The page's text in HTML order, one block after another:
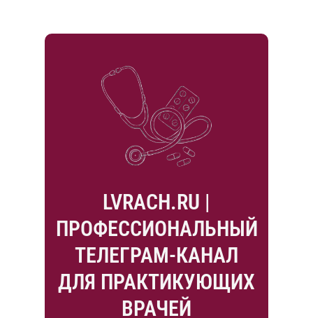
LVRACH.RU |
ПРОФЕССИОНАЛЬНЫЙ
ТЕЛЕГРАМ-КАНАЛ
ДЛЯ ПРАКТИКУЮЩИХ
ВРАЧЕЙ